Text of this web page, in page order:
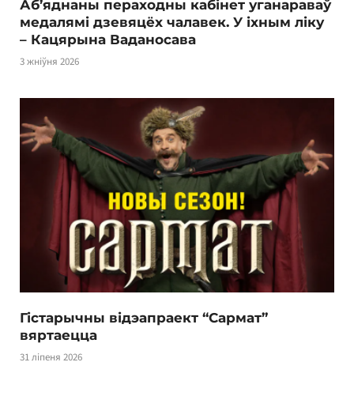
Аб’яднаны пераходны кабінет уганараваў
медалямі дзевяцёх чалавек. У іхным ліку
– Кацярына Ваданосава
3 жніўня 2026
Гістарычны відэапраект “Сармат”
вяртаецца
31 ліпеня 2026